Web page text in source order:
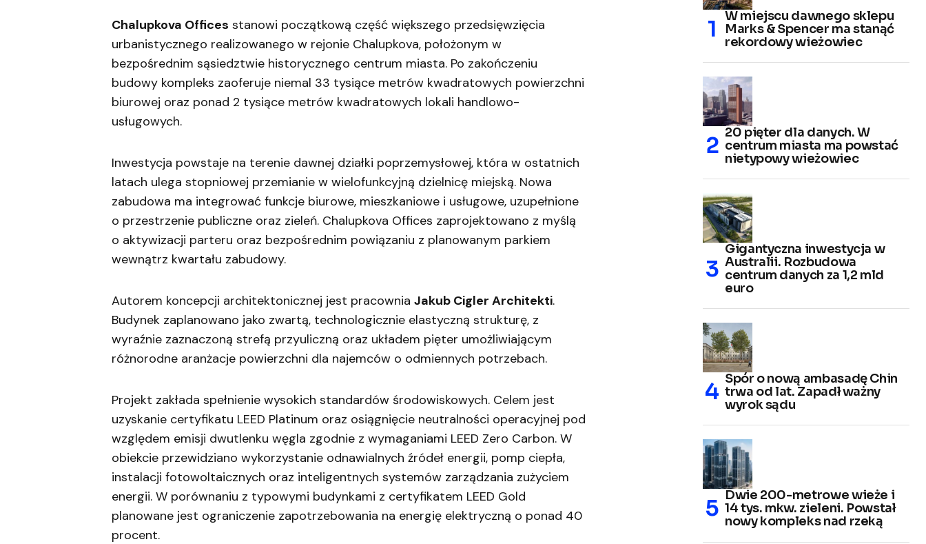
Chalupkova Offices stanowi początkową część większego przedsięwzięcia
urbanistycznego realizowanego w rejonie Chalupkova, położonym w
bezpośrednim sąsiedztwie historycznego centrum miasta. Po zakończeniu
budowy kompleks zaoferuje niemal 33 tysiące metrów kwadratowych powierzchni
biurowej oraz ponad 2 tysiące metrów kwadratowych lokali handlowo-
usługowych.
Inwestycja powstaje na terenie dawnej działki poprzemysłowej, która w ostatnich
latach ulega stopniowej przemianie w wielofunkcyjną dzielnicę miejską. Nowa
zabudowa ma integrować funkcje biurowe, mieszkaniowe i usługowe, uzupełnione
o przestrzenie publiczne oraz zieleń. Chalupkova Offices zaprojektowano z myślą
o aktywizacji parteru oraz bezpośrednim powiązaniu z planowanym parkiem
wewnątrz kwartału zabudowy.
Autorem koncepcji architektonicznej jest pracownia Jakub Cigler Architekti.
Budynek zaplanowano jako zwartą, technologicznie elastyczną strukturę, z
wyraźnie zaznaczoną strefą przyuliczną oraz układem pięter umożliwiającym
różnorodne aranżacje powierzchni dla najemców o odmiennych potrzebach.
Projekt zakłada spełnienie wysokich standardów środowiskowych. Celem jest
uzyskanie certyfikatu LEED Platinum oraz osiągnięcie neutralności operacyjnej pod
względem emisji dwutlenku węgla zgodnie z wymaganiami LEED Zero Carbon. W
obiekcie przewidziano wykorzystanie odnawialnych źródeł energii, pomp ciepła,
instalacji fotowoltaicznych oraz inteligentnych systemów zarządzania zużyciem
energii. W porównaniu z typowymi budynkami z certyfikatem LEED Gold
planowane jest ograniczenie zapotrzebowania na energię elektryczną o ponad 40
procent.
W miejscu dawnego sklepu
Marks & Spencer ma stanąć
rekordowy wieżowiec
20 pięter dla danych. W
centrum miasta ma powstać
nietypowy wieżowiec
Gigantyczna inwestycja w
Australii. Rozbudowa
centrum danych za 1,2 mld
euro
Spór o nową ambasadę Chin
trwa od lat. Zapadł ważny
wyrok sądu
Dwie 200-metrowe wieże i
14 tys. mkw. zieleni. Powstał
nowy kompleks nad rzeką